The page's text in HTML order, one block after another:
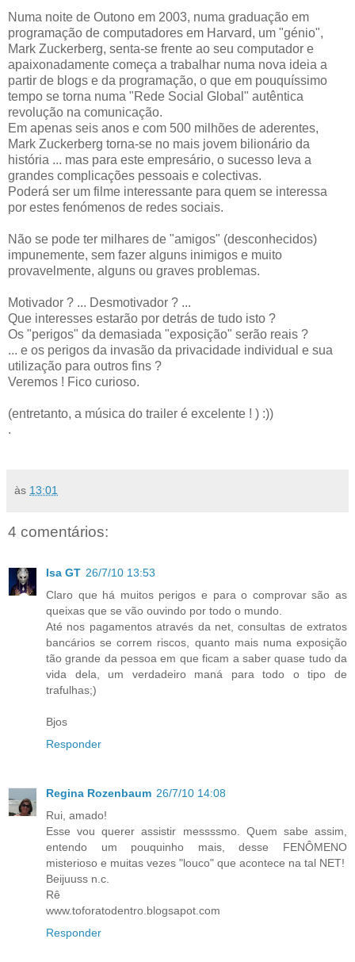
Numa noite de Outono em 2003, numa graduação em
programação de computadores em Harvard, um "génio",
Mark Zuckerberg, senta-se frente ao seu computador e
apaixonadamente começa a trabalhar numa nova ideia a
partir de blogs e da programação, o que em pouquíssimo
tempo se torna numa "Rede Social Global" autêntica
revolução na comunicação.
Em apenas seis anos e com 500 milhões de aderentes,
Mark Zuckerberg torna-se no mais jovem bilionário da
história ... mas para este empresário, o sucesso leva a
grandes complicações pessoais e colectivas.
Poderá ser um filme interessante para quem se interessa
por estes fenómenos de redes sociais.
Não se pode ter milhares de "amigos" (desconhecidos)
impunemente, sem fazer alguns inimigos e muito
provavelmente, alguns ou graves problemas.
Motivador ? ... Desmotivador ? ...
Que interesses estarão por detrás de tudo isto ?
Os "perigos" da demasiada "exposição" serão reais ?
... e os perigos da invasão da privacidade individual e sua
utilização para outros fins ?
Veremos ! Fico curioso.
(entretanto, a música do trailer é excelente ! ) :))
.
às 13:01
4 comentários:
Isa GT 26/7/10 13:53
Claro que há muitos perigos e para o comprovar são as
queixas que se vão ouvindo por todo o mundo.
Até nos pagamentos através da net, consultas de extratos
bancários se correm riscos, quanto mais numa exposição
tão grande da pessoa em que ficam a saber quase tudo da
vida dela, um verdadeiro maná para todo o tipo de
trafulhas;)
Bjos
Responder
Regina Rozenbaum 26/7/10 14:08
Rui, amado!
Esse vou querer assistir messssmo. Quem sabe assim,
entendo um pouquinho mais, desse FENÔMENO
misterioso e muitas vezes "louco" que acontece na tal NET!
Beijuuss n.c.
Rê
www.toforatodentro.blogsapot.com
Responder